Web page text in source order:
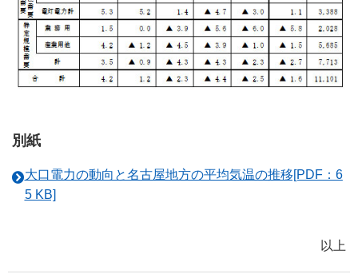
別紙
大口電力の動向と名古屋地方の平均気温の推移[PDF：6
5 KB]
以上